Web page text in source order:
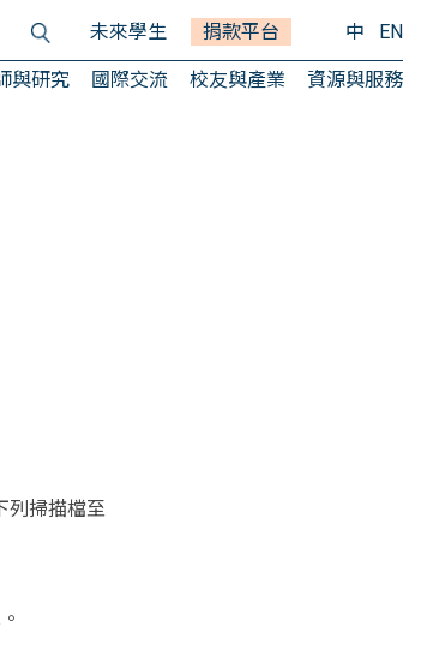
與研究 國際交流 校友與產業 資源與服務
未來學生 捐款平台 中 EN
列掃描檔至